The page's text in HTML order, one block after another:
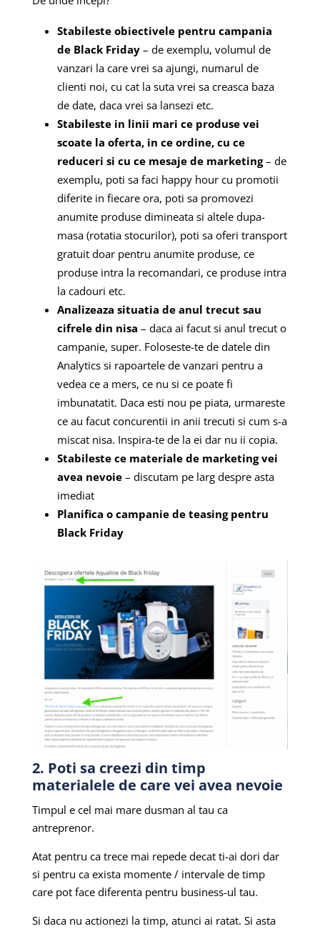
Stabileste obiectivele pentru campania
de Black Friday– de exemplu, volumul de
vanzari la care vrei sa ajungi, numarul de
clienti noi, cu cat la suta vrei sa creasca baza
de date, daca vrei sa lansezi etc.
Stabileste in linii mari ce produse vei
scoate la oferta, in ce ordine, cu ce
reduceri si cu ce mesaje de marketing– de
exemplu, poti sa faci happy hour cu promotii
diferite in fiecare ora, poti sa promovezi
anumite produse dimineata si altele dupa-
masa (rotatia stocurilor), poti sa oferi transport
gratuit doar pentru anumite produse, ce
produse intra la recomandari, ce produse intra
la cadouri etc.
Analizeaza situatia de anul trecut sau
cifrele din nisa – daca ai facut si anul trecut o
campanie, super. Foloseste-te de datele din
Analytics si rapoartele de vanzari pentru a
vedea ce a mers, ce nu si ce poate fi
imbunatatit. Daca esti nou pe piata, urmareste
ce au facut concurentii in anii trecuti si cum s-a
miscat nisa. Inspira-te de la ei dar nu ii copia.
Stabileste ce materiale de marketing vei
avea nevoie– discutam pe larg despre asta
imediat
Planifica o campanie de teasing pentru
Black Friday
2. Poti sa creezi din timp
materialele de care vei avea nevoie
Timpul e cel mai mare dusman al tau ca
antreprenor.
Atat pentru ca trece mai repede decat ti-ai dori dar
si pentru ca exista momente / intervale de timp
care pot face diferenta pentru business-ul tau.
Si daca nu actionezi la timp, atunci ai ratat. Si asta